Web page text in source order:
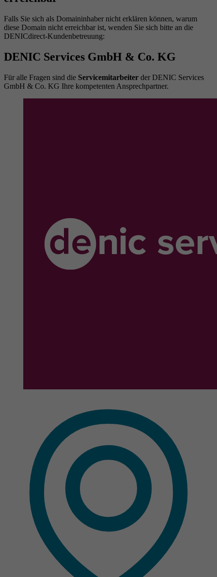
Falls Sie sich als Domaininhaber nicht erklären können, warum
diese Domain nicht erreichbar ist, wenden Sie sich bitte an die
DENICdirect-Kundenbetreuung:
DENIC Services GmbH & Co. KG
Für alle Fragen sind die Servicemitarbeiter der DENIC Services
GmbH & Co. KG Ihre kompetenten Ansprechpartner.